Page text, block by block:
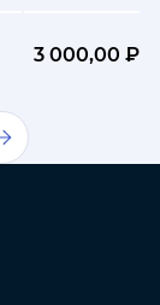
3 000,00 ₽